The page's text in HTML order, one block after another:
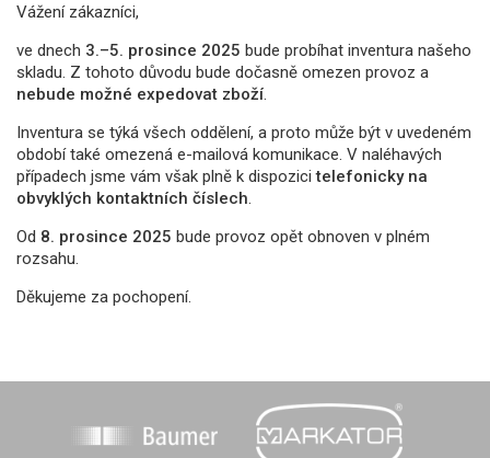
Vážení zákazníci,
ve dnech 3.–5. prosince 2025 bude probíhat inventura našeho
skladu. Z tohoto důvodu bude dočasně omezen provoz a
nebude možné expedovat zboží.
Inventura se týká všech oddělení, a proto může být v uvedeném
období také omezená e-mailová komunikace. V naléhavých
případech jsme vám však plně k dispozicitelefonicky na
obvyklých kontaktních číslech.
Od 8. prosince 2025 bude provoz opět obnoven v plném
rozsahu.
Děkujeme za pochopení.